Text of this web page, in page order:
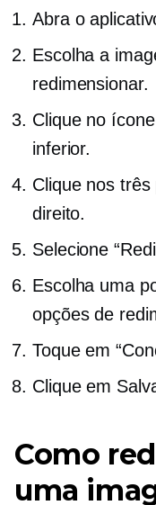
Abra o
Escolha a
redimensionar.
Clique no
inferior.
Clique nos
direito.
Selecione
Escolha uma
opções de
Toque em
Clique em
Como
uma